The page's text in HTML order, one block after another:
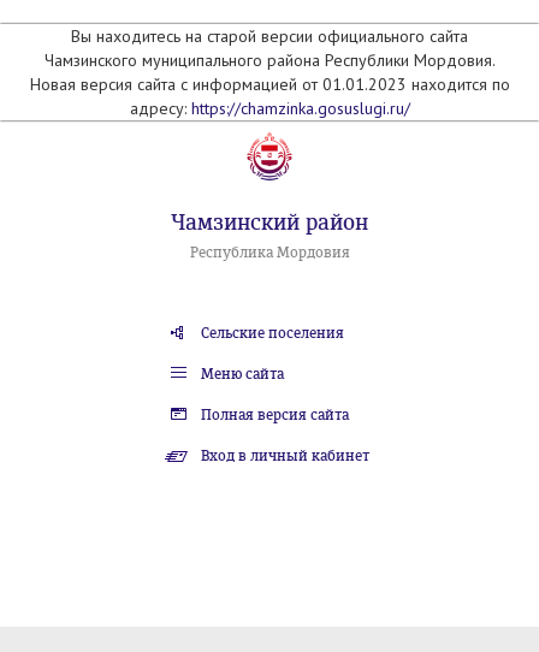
Вы находитесь на старой версии официального сайта
Чамзинского муниципального района Республики Мордовия.
Новая версия сайта с информацией от 01.01.2023 находится по
адресу: https://chamzinka.gosuslugi.ru/
Чамзинский район
Республика Мордовия
Сельские поселения
Меню сайта
Полная версия сайта
Вход в личный кабинет